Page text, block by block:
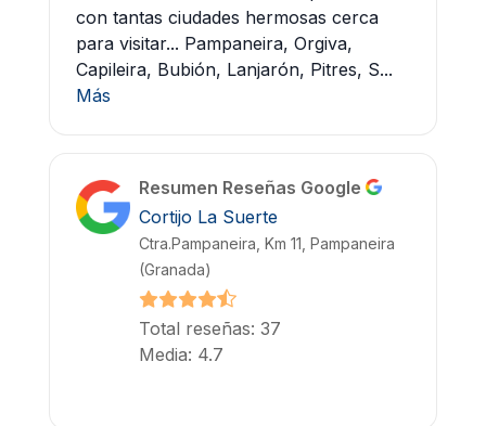
con tantas ciudades hermosas cerca
para visitar... Pampaneira, Orgiva,
Capileira, Bubión, Lanjarón, Pitres, S...
Más
Resumen Reseñas Google
Cortijo La Suerte
Ctra.Pampaneira, Km 11, Pampaneira
(Granada)
Total reseñas: 37
Media: 4.7